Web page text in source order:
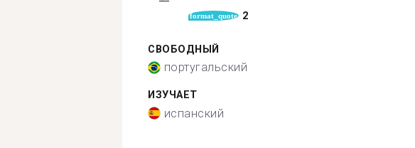
format_quote 2
СВОБОДНЫЙ
португальский
ИЗУЧАЕТ
испанский